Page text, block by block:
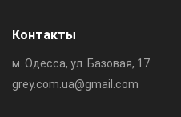
Контакты
м. Одесса, ул. Базовая, 17
grey.com.ua@gmail.com